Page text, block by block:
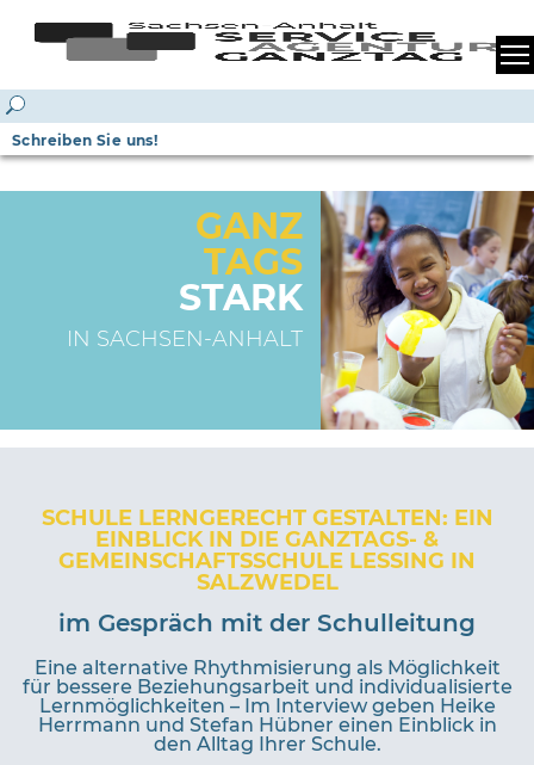
Schreiben Sie uns!
GANZ
TAGS
STARK
IN SACHSEN-ANHALT
SCHULE LERNGERECHT GESTALTEN: EIN
EINBLICK IN DIE GANZTAGS- &
GEMEINSCHAFTSSCHULE LESSING IN
SALZWEDEL
im Gespräch mit der Schulleitung
Eine alternative Rhythmisierung als Möglichkeit
für bessere Beziehungsarbeit und individualisierte
Lernmöglichkeiten – Im Interview geben Heike
Herrmann und Stefan Hübner einen Einblick in
den Alltag Ihrer Schule.